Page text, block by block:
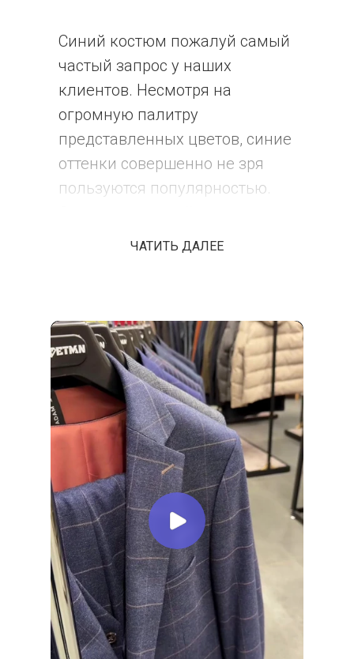
Синий костюм пожалуй самый
частый запрос у наших
клиентов. Несмотря на
огромную палитру
представленных цветов, синие
оттенки совершенно не зря
пользуются популярностью.
работы, который уместен и для
первый костюм (не для
свадьбы), то мы однозначно
рекомендуем выбрать тёмно-
синий. Этот универсальный
цвет всегда поможет
произвести самое лучшее
первое впечатление.
ЧАТИТЬ ДАЛЕЕ